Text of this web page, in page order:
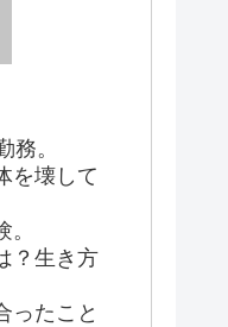
務。
を壊して
？生き方
ったこと